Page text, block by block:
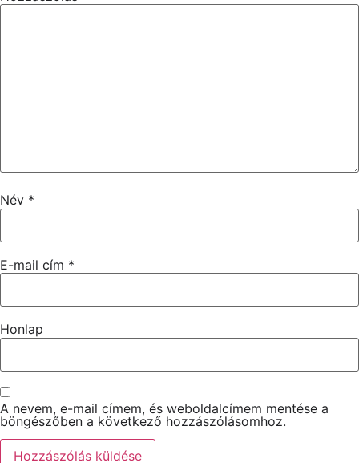
Név *
E-mail cím *
Honlap
A nevem, e-mail címem, és weboldalcímem mentése a
böngészőben a következő hozzászólásomhoz.